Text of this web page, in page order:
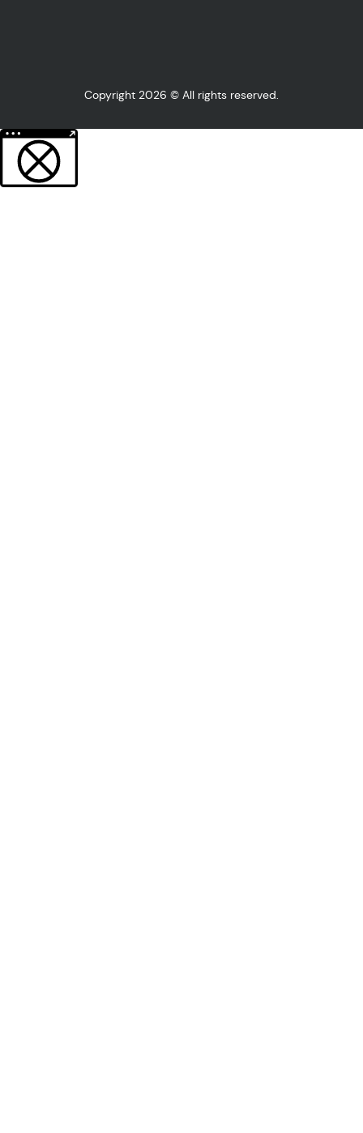
Copyright 2026 © All rights reserved.
Weitere Informationen über den gesperrten Inhalt.